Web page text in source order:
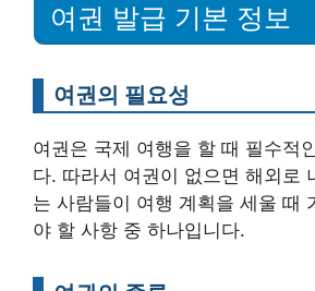
여권 발급 기본 정보
여권의 필요성
여권은 국제 여행을 할 때 필수적
다. 따라서 여권이 없으면 해외로
는 사람들이 여행 계획을 세울 때
야 할 사항 중 하나입니다.